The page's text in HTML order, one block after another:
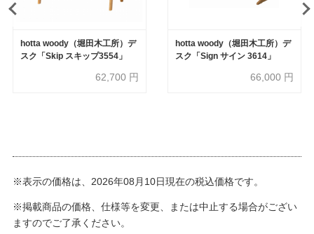
hotta woody（堀田木工所）デ
スク「Skip スキップ3554」
62,700 円
hotta woody（堀田木工所）デ
スク「Sign サイン 3614」
66,000 円
※表示の価格は、2026年08月10日現在の税込価格です。
※掲載商品の価格、仕様等を変更、または中止する場合がござい
ますのでご了承ください。